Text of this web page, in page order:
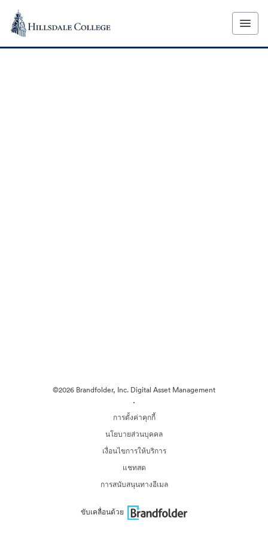
©2026 Brandfolder, Inc. Digital Asset Management
·
การตั้งค่าคุกกี้
นโยบายส่วนบุคคล
เงื่อนไขการให้บริการ
แชทสด
การสนับสนุนทางอีเมล
ขับเคลื่อนด้วย